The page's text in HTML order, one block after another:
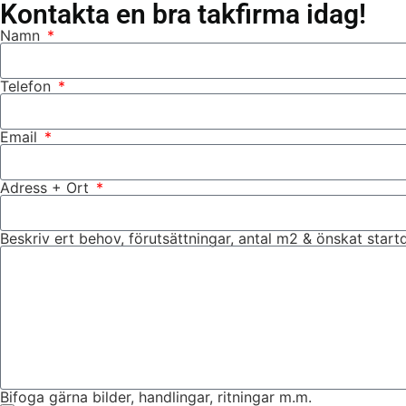
Kontakta en bra takfirma idag!
Namn
Telefon
Email
Adress + Ort
Beskriv ert behov, förutsättningar, antal m2 & önskat
Bifoga gärna bilder, handlingar, ritningar m.m.